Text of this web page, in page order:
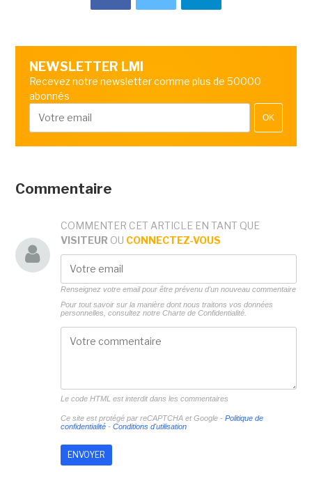
NEWSLETTER LMI
Recevez notre newsletter comme plus de 50000
abonnés
OK
Commentaire
COMMENTER CET ARTICLE EN TANT QUE
VISITEUR OU CONNECTEZ-VOUS
Renseignez votre email pour être prévenu d'un nouveau commentaire
Pour tout savoir sur la manière dont nous traitons vos données
personnelles, consultez notre Charte de Confidentialité.
Le code HTML est interdit dans les commentaires
Ce site est protégé par reCAPTCHA et Google - Politique de
confidentialité- Conditions d'utilisation